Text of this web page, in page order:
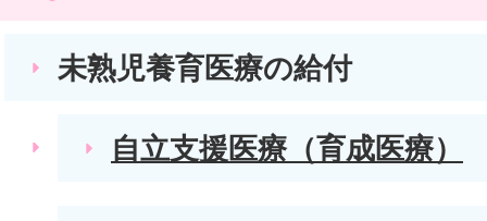
未熟児養育医療の給付
自立支援医療（育成医療）